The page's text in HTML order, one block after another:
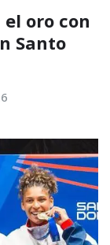
oro con
Santo